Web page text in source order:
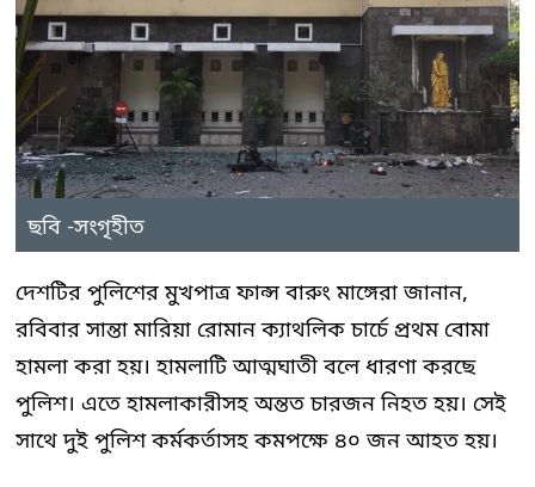
ছবি -সংগৃহীত
দেশটির পুলিশের মুখপাত্র ফান্স বারুং মাঙ্গেরা জানান,
রবিবার সান্তা মারিয়া রোমান ক্যাথলিক চার্চে প্রথম বোমা
হামলা করা হয়। হামলাটি আত্মঘাতী বলে ধারণা করছে
পুলিশ। এতে হামলাকারীসহ অন্তত চারজন নিহত হয়। সেই
সাথে দুই পুলিশ কর্মকর্তাসহ কমপক্ষে ৪০ জন আহত হয়।